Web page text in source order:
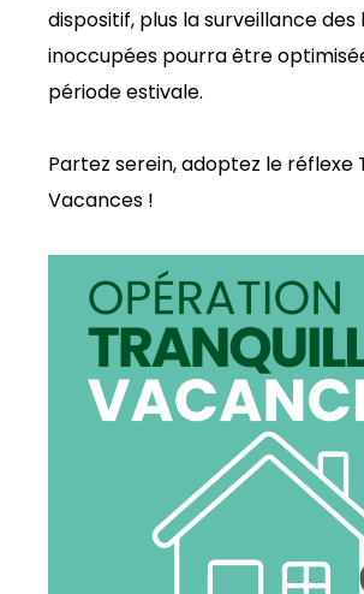
dispositif, plus la surveillance
inoccupées pourra être
période estivale.
Partez serein, adoptez le réflexe
Vacances !